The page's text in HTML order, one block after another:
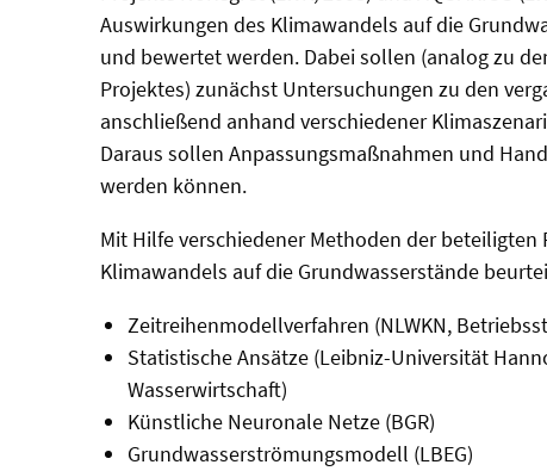
Auswirkungen des Klimawandels auf die
und bewertet werden. Dabei sollen (analog zu
Projektes) zunächst Untersuchungen zu den
anschließend anhand verschiedener
Daraus sollen Anpassungsmaßnahmen und
werden können.
Mit Hilfe verschiedener Methoden der
Klimawandels auf die Grundwasserstände
Zeitreihenmodellverfahren (NLWKN,
Statistische Ansätze (Leibniz-Universität
Wasserwirtschaft)
Künstliche Neuronale Netze (BGR)
Grundwasserströmungsmodell (LBEG)